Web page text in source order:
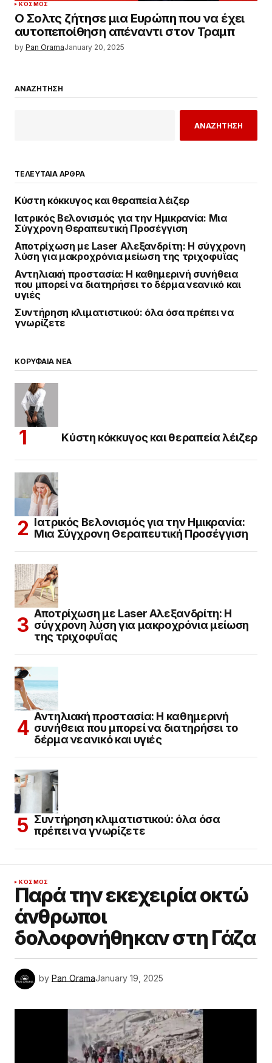
ΚΌΣΜΟΣ
Ο Σολτς ζήτησε μια Ευρώπη που να έχει
αυτοπεποίθηση απέναντι στον Τραμπ
by Pan OramaJanuary 20, 2025
ΑΝΑΖΗΤΗΣΗ
ΑΝΑΖΗΤΗΣΗ
ΤΕΛΕΥΤΑΙΑ ΑΡΘΡΑ
Κύστη κόκκυγος και θεραπεία λέιζερ
Ιατρικός Βελονισμός για την Ημικρανία: Μια
Σύγχρονη Θεραπευτική Προσέγγιση
Αποτρίχωση με Laser Αλεξανδρίτη: Η σύγχρονη
λύση για μακροχρόνια μείωση της τριχοφυΐας
Αντηλιακή προστασία: Η καθημερινή συνήθεια
που μπορεί να διατηρήσει το δέρμα νεανικό και
υγιές
Συντήρηση κλιματιστικού: όλα όσα πρέπει να
γνωρίζετε
ΚΟΡΥΦΑΙΑ ΝΕΑ
Κύστη κόκκυγος και θεραπεία λέιζερ
Ιατρικός Βελονισμός για την Ημικρανία:
Μια Σύγχρονη Θεραπευτική Προσέγγιση
Αποτρίχωση με Laser Αλεξανδρίτη: Η
σύγχρονη λύση για μακροχρόνια μείωση
της τριχοφυΐας
Αντηλιακή προστασία: Η καθημερινή
συνήθεια που μπορεί να διατηρήσει το
δέρμα νεανικό και υγιές
Συντήρηση κλιματιστικού: όλα όσα
πρέπει να γνωρίζετε
ΚΌΣΜΟΣ
Παρά την εκεχειρία οκτώ
άνθρωποι
δολοφονήθηκαν στη Γάζα
by Pan OramaJanuary 19, 2025